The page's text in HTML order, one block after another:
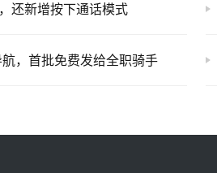
还新增按下通话模式
，首批免费发给全职骑手